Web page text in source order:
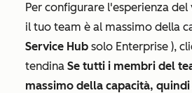
Per configurare l'esperienza
il tuo team è al massimo della
Service Hub solo Enterprise ),
tendina Se tutti i membri del
massimo della capacità, quindi